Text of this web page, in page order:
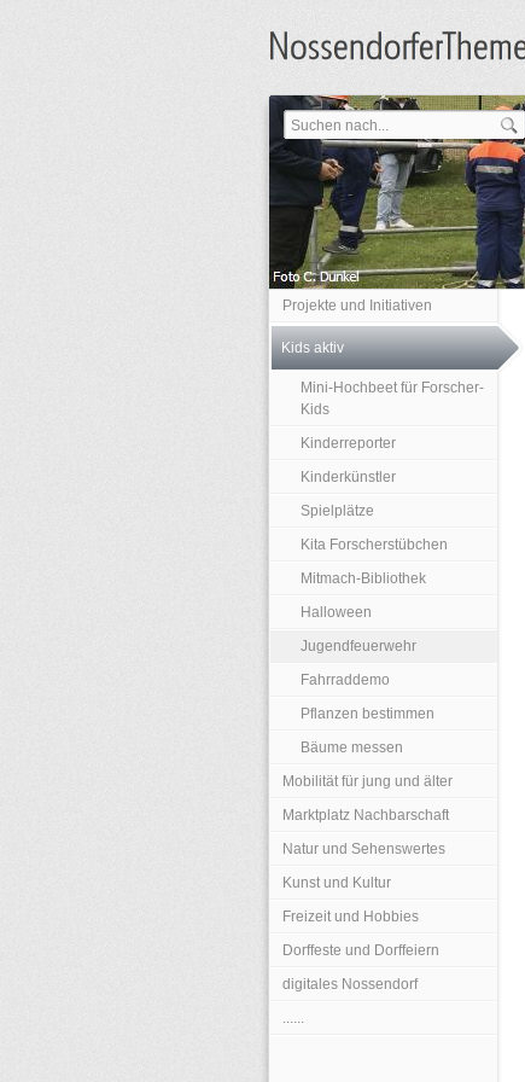
Projekte und Initiativen
Kids aktiv
Mini-Hochbeet für Forscher-
Kids
Kinderreporter
Kinderkünstler
Spielplätze
Kita Forscherstübchen
Mitmach-Bibliothek
Halloween
Jugendfeuerwehr
Fahrraddemo
Pflanzen bestimmen
Bäume messen
Mobilität für jung und älter
Marktplatz Nachbarschaft
Natur und Sehenswertes
Kunst und Kultur
Freizeit und Hobbies
Dorffeste und Dorffeiern
digitales Nossendorf
......